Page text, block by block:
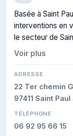
Basée à Saint
interventions en
le secteur de
de conformité
Voir plus
ADRESSE
22 Ter chemin
97411 Saint
TÉLÉPHONE
06 92 95 66 15